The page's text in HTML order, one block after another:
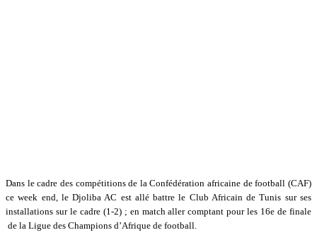
Dans le cadre des compétitions de la Confédération africaine de football (CAF)
ce week end, le Djoliba AC est allé battre le Club Africain de Tunis sur ses
installations sur le cadre (1-2) ; en match aller comptant pour les 16e de finale
de la Ligue des Champions d’Afrique de football.